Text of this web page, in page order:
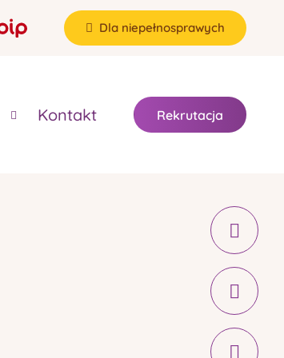
Dla niepełnosprawych
Kontakt Rekrutacja